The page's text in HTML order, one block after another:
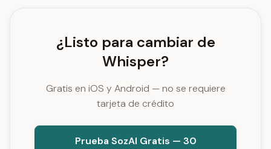
¿Listo para cambiar de
Whisper?
Gratis en iOS y Android — no se requiere
tarjeta de crédito
Prueba SozAI Gratis — 30